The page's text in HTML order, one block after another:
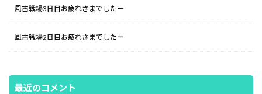
風古戦場3日目お疲れさまでしたー
風古戦場2日目お疲れさまでしたー
最近のコメント